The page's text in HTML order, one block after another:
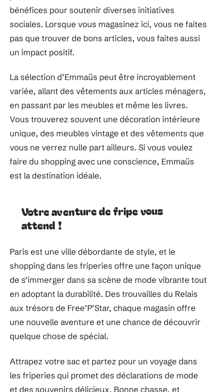
bénéfices pour soutenir diverses initiatives
sociales. Lorsque vous magasinez ici, vous ne faites
pas que trouver de bons articles, vous faites aussi
un impact positif.
La sélection d’Emmaüs peut être incroyablement
variée, allant des vêtements aux articles ménagers,
en passant par les meubles et même les livres.
Vous trouverez souvent une décoration intérieure
unique, des meubles vintage et des vêtements que
vous ne verrez nulle part ailleurs. Si vous voulez
faire du shopping avec une conscience, Emmaüs
est la destination idéale.
Votre aventure de fripe vous
attend !
Paris est une ville débordante de style, et le
shopping dans les friperies offre une façon unique
de s’immerger dans sa scène de mode vibrante tout
en adoptant la durabilité. Des trouvailles du Relais
aux trésors de Free’P’Star, chaque magasin offre
une nouvelle aventure et une chance de découvrir
quelque chose de spécial.
Attrapez votre sac et partez pour un voyage dans
les friperies qui promet des déclarations de mode
et des souvenirs délicieux. Bonne chasse, et